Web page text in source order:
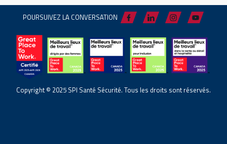
POURSUIVEZ LA CONVERSATION
Copyright © 2025 SPI Santé Sécurité. Tous les droits sont réservés.